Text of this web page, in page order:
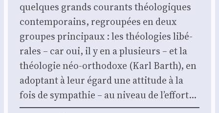
quelques grands cou­rants théo­lo­giques
contem­po­rains, regrou­pées en deux
groupes prin­ci­paux : les théo­lo­gies libé­
rales – car oui, il y en a plu­sieurs – et la
théo­lo­gie néo-ortho­doxe (Karl Barth), en
adop­tant à leur égard une atti­tude à la
fois de sym­pa­thie – au niveau de l’effort…